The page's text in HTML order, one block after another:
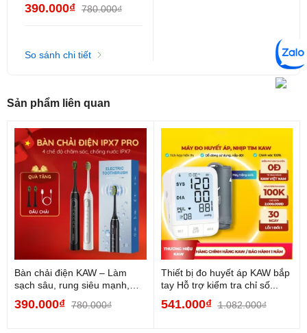
390.000₫ 780.000₫
So sánh chi tiết
Sản phẩm liên quan
Bàn chải điện KAW – Làm
sạch sâu, rung siêu mạnh,
bảo vệ nướu nhạy...
390.000₫ 780.000₫
Thiết bị đo huyết áp KAW bắp
tay Hỗ trợ kiểm tra chỉ số...
541.000₫ 1.082.000₫